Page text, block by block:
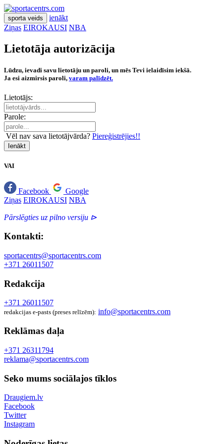
sporta veids
ienākt
Ziņas EIROKAUSI NBA
Lietotāja autorizācija
Lūdzu, ievadi savu lietotāju un paroli, un mēs Tevi ielaidīsim iekšā.
Ja esi aizmirsis paroli, varam palīdzēt.
Lietotājs:
Parole:
Vēl nav sava lietotājvārda? Piereģistrējies!!
Ienākt
VAI
Facebook
Google
Ziņas EIROKAUSI NBA
Pārslēgties uz pilno versiju ⊳
Kontakti:
sportacentrs@sportacentrs.com
+371 26011507
Redakcija
+371 26011507
redakcijas e-pasts (preses relīzēm): info@sportacentrs.com
Reklāmas daļa
+371 26311794
reklama@sportacentrs.com
Seko mums sociālajos tīklos
Draugiem.lv
Facebook
Twitter
Instagram